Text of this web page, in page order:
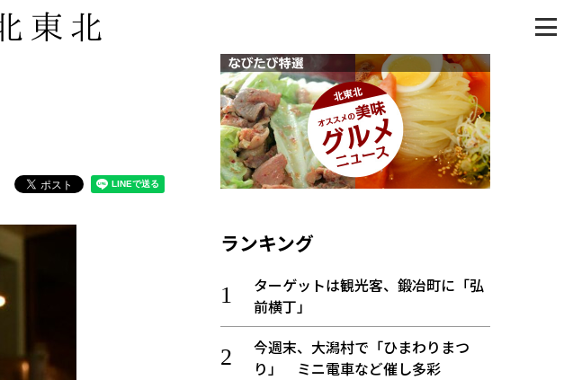
ランキング
ターゲットは観光客、鍛冶町に「弘
前横丁」
今週末、大潟村で「ひまわりまつ
り」 ミニ電車など催し多彩